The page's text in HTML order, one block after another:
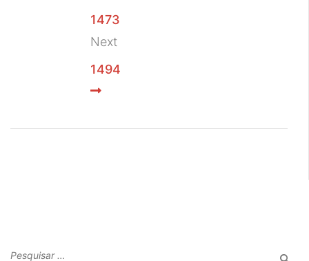
1473
Next
1494